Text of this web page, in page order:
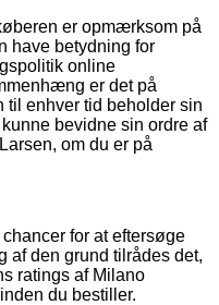
er opmærksom på
have betydning for
online
er det på
til enhver tid beholder sin
bevidne sin ordre af
om du er på
for at eftersøge
af den grund tilrådes det,
ratings af Milano
du bestiller.